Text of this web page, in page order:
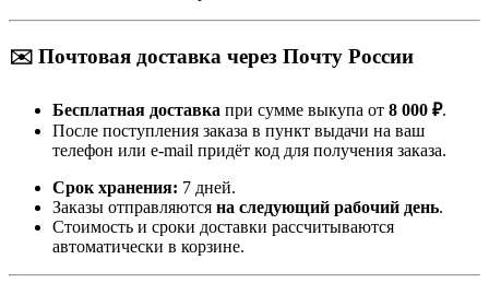
✉️ Почтовая доставка через Почту России
Бесплатная доставка при сумме выкупа от 8 000 ₽.
После поступления заказа в пункт выдачи на ваш
телефон или e-mail придёт код для получения заказа.
Срок хранения: 7 дней.
Заказы отправляются на следующий рабочий день.
Стоимость и сроки доставки рассчитываются
автоматически в корзине.